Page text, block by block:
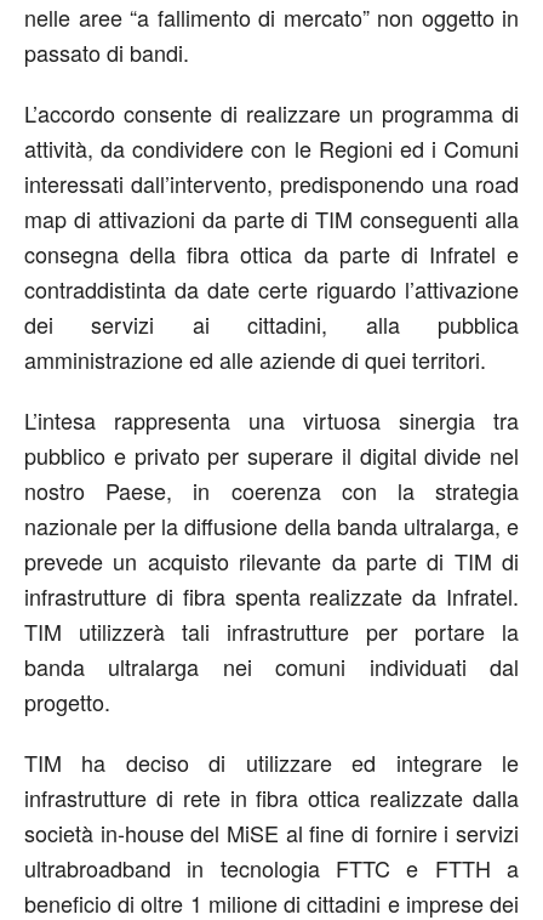
nelle aree “a fallimento di mercato” non oggetto in
passato di bandi.
L’accordo consente di realizzare un programma di
attività, da condividere con le Regioni ed i Comuni
interessati dall’intervento, predisponendo una road
map di attivazioni da parte di TIM conseguenti alla
consegna della fibra ottica da parte di Infratel e
contraddistinta da date certe riguardo l’attivazione
dei servizi ai cittadini, alla pubblica
amministrazione ed alle aziende di quei territori.
L’intesa rappresenta una virtuosa sinergia tra
pubblico e privato per superare il digital divide nel
nostro Paese, in coerenza con la strategia
nazionale per la diffusione della banda ultralarga, e
prevede un acquisto rilevante da parte di TIM di
infrastrutture di fibra spenta realizzate da Infratel.
TIM utilizzerà tali infrastrutture per portare la
banda ultralarga nei comuni individuati dal
progetto.
TIM ha deciso di utilizzare ed integrare le
infrastrutture di rete in fibra ottica realizzate dalla
società in-house del MiSE al fine di fornire i servizi
ultrabroadband in tecnologia FTTC e FTTH a
beneficio di oltre 1 milione di cittadini e imprese dei